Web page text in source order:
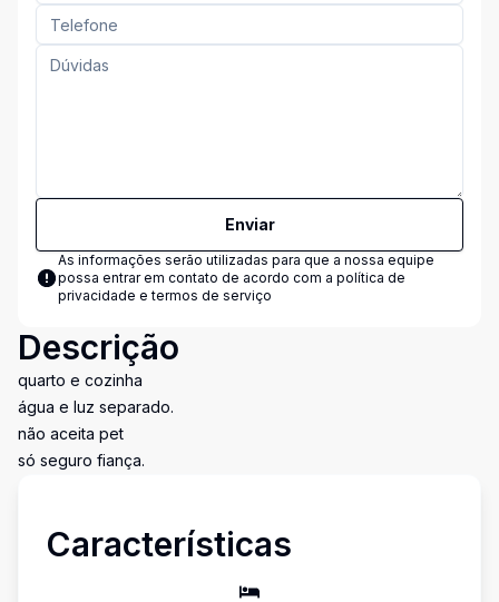
Enviar
As informações serão utilizadas para que a nossa equipe
possa entrar em contato de acordo com a política de
privacidade e termos de serviço
Descrição
quarto e cozinha
água e luz separado.
não aceita pet
só seguro fiança.
Características